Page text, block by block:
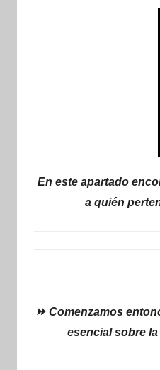
En este apartado
a quién
⏩ Comenzamos
esencial sobre